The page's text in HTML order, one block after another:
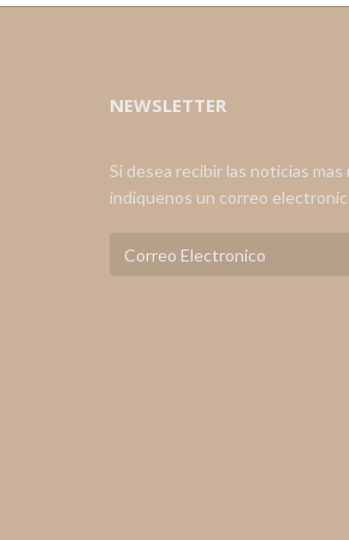
NEWSLETTER
Si desea recibir las noticias
indiquenos un correo